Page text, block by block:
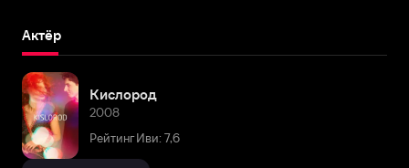
Актёр
Кислород
2008
Рейтинг Иви: 7,6